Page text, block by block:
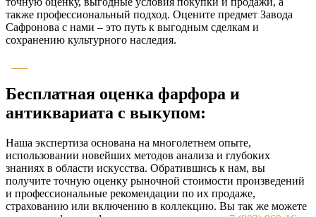
также профессиональный подход. Оцените предмет Завода
Сафронова с нами – это путь к выгодным сделкам и
сохранению культурного наследия.
Бесплатная оценка фарфора и
антиквариата с выкупом:
Наша экспертиза основана на многолетнем опыте,
использовании новейших методов анализа и глубоких
знаниях в области искусства. Обратившись к нам, вы
получите точную оценку рыночной стоимости произведений
и профессиональные рекомендации по их продаже,
страхованию или включению в коллекцию. Вы так же можете